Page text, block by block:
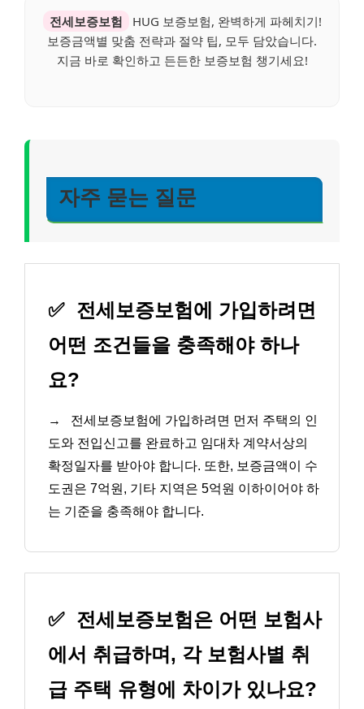
전세보증보험
HUG 보증보험, 완벽하게 파헤치기!
보증금액별 맞춤 전략과 절약 팁, 모두 담았습니다.
지금 바로 확인하고 든든한 보증보험 챙기세요!
자주 묻는 질문
✅ 전세보증보험에 가입하려면
어떤 조건들을 충족해야 하나
요?
→
전세보증보험에 가입하려면 먼저 주택의 인
도와 전입신고를 완료하고 임대차 계약서상의
확정일자를 받아야 합니다. 또한, 보증금액이 수
도권은 7억원, 기타 지역은 5억원 이하이어야 하
는 기준을 충족해야 합니다.
✅ 전세보증보험은 어떤 보험사
에서 취급하며, 각 보험사별 취
급 주택 유형에 차이가 있나요?